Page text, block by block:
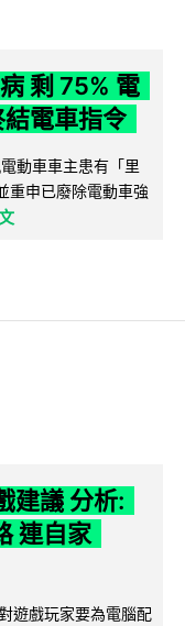
剩 75% 電
電車指令
動車車主患有「里
重申已廢除電動車強
建議 分析:
連自家
遊戲玩家要為電腦配